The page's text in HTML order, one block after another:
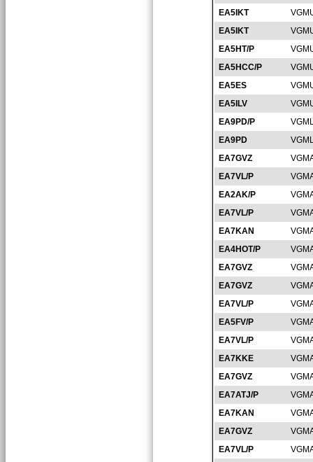
EA5IKT
EA5IKT
EA5HT/P
EA5HCC/P
EA5ES
EA5ILV
EA9PD/P
EA9PD
EA7GVZ
EA7VL/P
EA2AK/P
EA7VL/P
EA7KAN
EA4HOT/P
EA7GVZ
EA7GVZ
EA7VL/P
EA5FV/P
EA7VL/P
EA7KKE
EA7GVZ
EA7ATJ/P
EA7KAN
EA7GVZ
EA7VL/P